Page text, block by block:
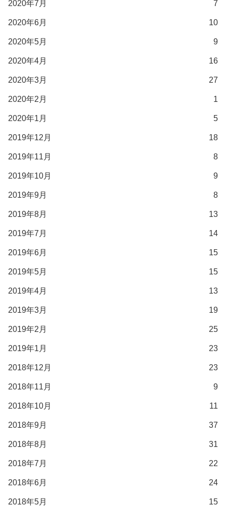
2020年7月 7
2020年6月 10
2020年5月 9
2020年4月 16
2020年3月 27
2020年2月 1
2020年1月 5
2019年12月 18
2019年11月 8
2019年10月 9
2019年9月 8
2019年8月 13
2019年7月 14
2019年6月 15
2019年5月 15
2019年4月 13
2019年3月 19
2019年2月 25
2019年1月 23
2018年12月 23
2018年11月 9
2018年10月 11
2018年9月 37
2018年8月 31
2018年7月 22
2018年6月 24
2018年5月 15